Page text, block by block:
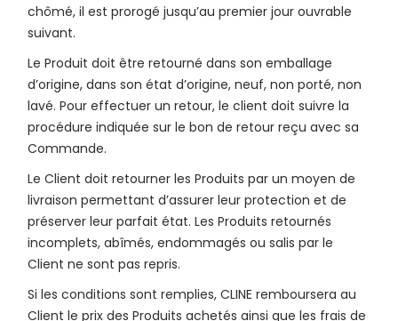
chômé, il est prorogé jusqu’au premier jour ouvrable
suivant.
Le Produit doit être retourné dans son emballage
d’origine, dans son état d’origine, neuf, non porté, non
lavé. Pour effectuer un retour, le client doit suivre la
procédure indiquée sur le bon de retour reçu avec sa
Commande.
Le Client doit retourner les Produits par un moyen de
livraison permettant d’assurer leur protection et de
préserver leur parfait état. Les Produits retournés
incomplets, abîmés, endommagés ou salis par le
Client ne sont pas repris.
Si les conditions sont remplies, CLINE remboursera au
Client le prix des Produits achetés ainsi que les frais de